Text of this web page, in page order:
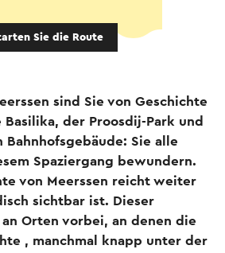
Sie die Route
sind Sie von Geschichte
der Proosdij-Park und
Sie alle
Spaziergang bewundern.
von Meerssen reicht weiter
sichtbar ist. Dieser
Orten vorbei, an denen die
, manchmal knapp unter der